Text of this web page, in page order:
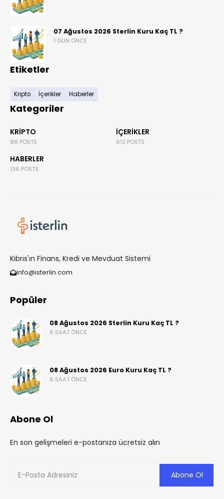
07 Ağustos 2026 Sterlin Kuru Kaç TL ?
1 GÜN ÖNCE
Etiketler
Kripto İçerikler Haberler
Kategoriler
KRIPTO
88 POSTS
İÇERIKLER
612 POSTS
HABERLER
136 POSTS
Kıbrıs'ın Finans, Kredi ve Mevduat Sistemi
info@isterlin.com
Popüler
08 Ağustos 2026 Sterlin Kuru Kaç TL ?
6 SAAT ÖNCE
08 Ağustos 2026 Euro Kuru Kaç TL ?
6 SAAT ÖNCE
Abone Ol
En son gelişmeleri e-postanıza ücretsiz alın